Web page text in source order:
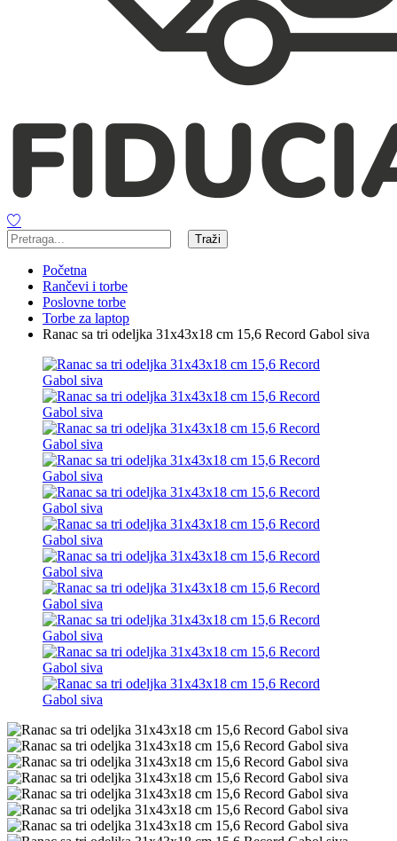
Traži
Početna
Rančevi i torbe
Poslovne torbe
Torbe za laptop
Ranac sa tri odeljka 31x43x18 cm 15,6 Record Gabol siva